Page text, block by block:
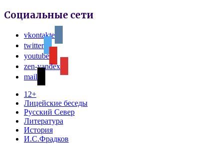
Социальные сети
vkontakte
twitter
youtube
zen-yandex
mail
12+
Лицейские беседы
Русский Север
Литература
История
И.С.Фрадков